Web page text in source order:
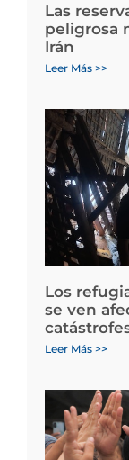
Las
peligrosa
Irán
Leer Más >>
Los
se ven
Leer Más >>